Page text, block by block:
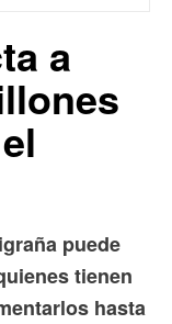
a
puede
tienen
hasta